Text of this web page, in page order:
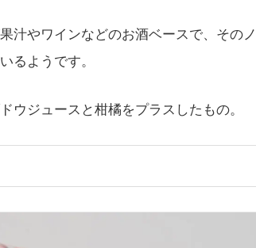
汁やワインなどのお酒ベースで、その
るようです。
ウジュースと柑橘をプラスしたもの。